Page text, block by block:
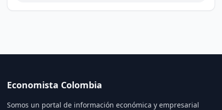
Economista Colombia
Somos un portal de información económica y empresarial